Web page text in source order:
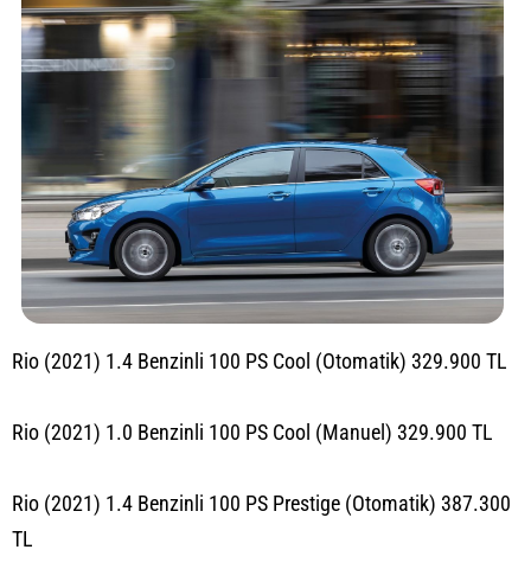
Rio (2021) 1.4 Benzinli 100 PS Cool (Otomatik) 329.900 TL
Rio (2021) 1.0 Benzinli 100 PS Cool (Manuel) 329.900 TL
Rio (2021) 1.4 Benzinli 100 PS Prestige (Otomatik) 387.300
TL